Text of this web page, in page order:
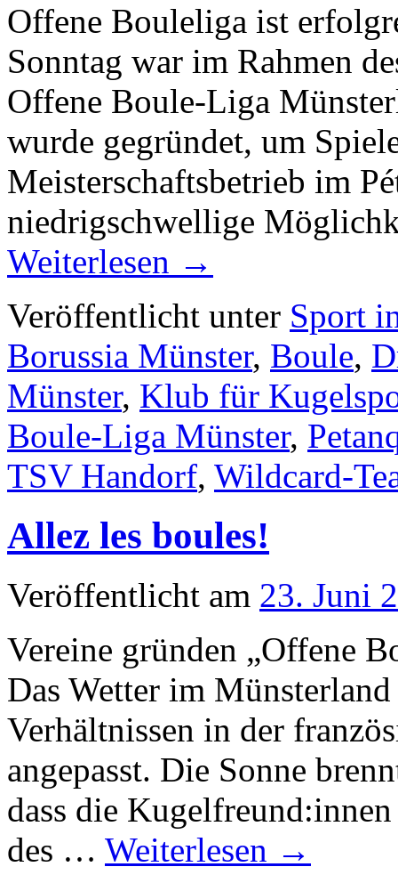
Offene Bouleliga ist
Sonntag war im Rahmen
Offene Boule-Liga
wurde gegründet, um
Meisterschaftsbetrieb im
niedrigschwellige
Weiterlesen →
Veröffentlicht unter Sport
Borussia Münster, Boule,
Münster, Klub für
Boule-Liga Münster,
TSV Handorf, Wildcard-
Allez les boules!
Veröffentlicht am 23. Juni
Vereine gründen „Offene
Das Wetter im
Verhältnissen in der
angepasst. Die Sonne
dass die
des … Weiterlesen →